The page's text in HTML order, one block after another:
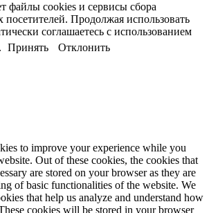
файлы cookies и сервисы сбора
посетителей. Продолжая использовать
соглашаетесь с использованием
Принять Отклонить
to improve your experience while you
Out of these cookies, the cookies that
are stored on your browser as they are
of basic functionalities of the website. We
that help us analyze and understand how
cookies will be stored in your browser